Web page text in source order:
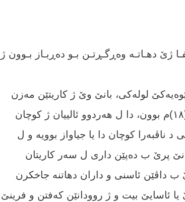
ژێ دھـاتـە وەڕگـڕتـن بـو دەڕبـاز بـوون ژ
لولەکی، بانێ وێ ژ کاریتێن مەزن
ھاتینە پێک ئینان و درێژاھییا ھەر کاریتەکی ژی (١٨)م بوون، دا ل ھەردوو ئالییان ژ کوچان
ناڤبەرا کوچان دا یا جیاواز بوویە و ل
دابەشکرن. بانێ پرێ ب دەپێن داری ل سەر کاریتان
ب داڤێن ئاسنی و داران دھاتنە جاخکرن
ئاسایێ بیت و ژ روودانێن کەفتن و فرینێ